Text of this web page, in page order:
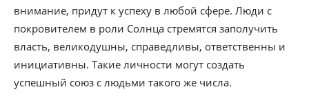
внимание, придут к успеху в любой сфере. Люди с
покровителем в роли Солнца стремятся заполучить
власть, великодушны, справедливы, ответственны и
инициативны. Такие личности могут создать
успешный союз с людьми такого же числа.